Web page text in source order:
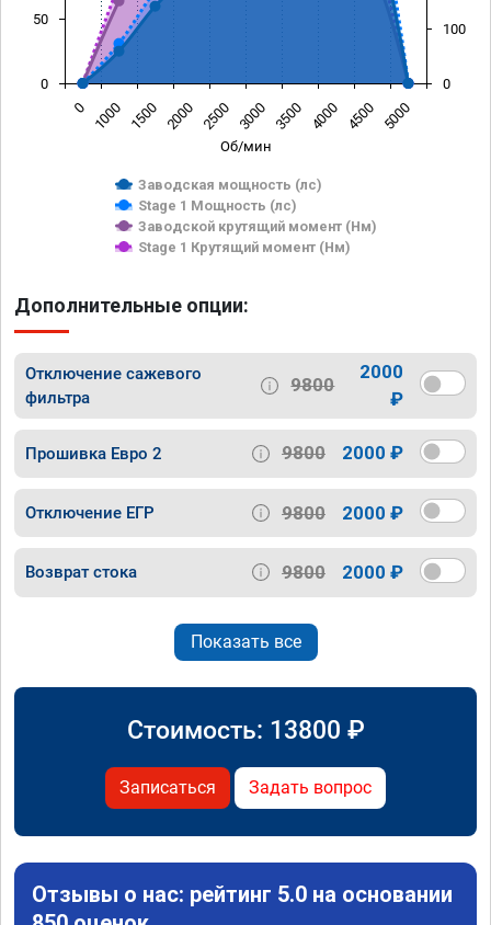
Об/мин
Заводская мощность (лс)
Stage 1 Мощность (лс)
Заводской крутящий момент (Нм)
Stage 1 Крутящий момент (Нм)
0 1000 1500 2000 2500 3000 3500 4000 4500 5000
0
50
0
100
Дополнительные опции:
Отключение сажевого
фильтра
9800
2000
₽
Прошивка Евро 2 9800 2000 ₽
Отключение ЕГР 9800 2000 ₽
Возврат стока 9800 2000 ₽
Показать все
Стоимость: 13800 ₽
Записаться Задать вопрос
Отзывы о нас: рейтинг 5.0 на основании